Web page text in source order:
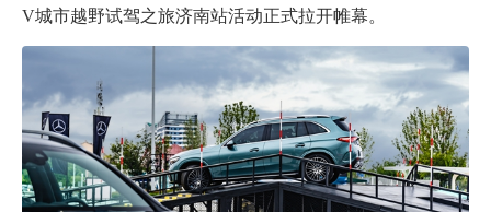
V城市越野试驾之旅济南站活动正式拉开帷幕。